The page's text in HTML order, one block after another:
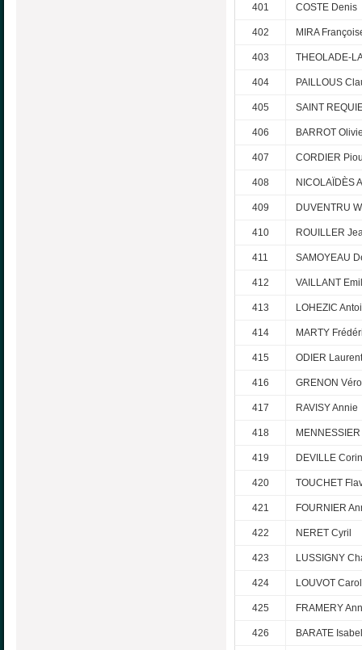
401 COSTE Denis
402 MIRA
403 THEOLADE-
404 PAILLOUS
405 SAINT
406 BARROT
407 CORDIER
408 NICOLAÏDÈS
409 DUVENTRU
410 ROUILLER
411 SAMOYEAU
412 VAILLANT
413 LOHEZIC
414 MARTY
415 ODIER Laurent
416 GRENON
417 RAVISY Annie
418
419 DEVILLE
420 TOUCHET
421 FOURNIER
422 NERET Cyril
423 LUSSIGNY
424 LOUVOT
425 FRAMERY
426 BARATE